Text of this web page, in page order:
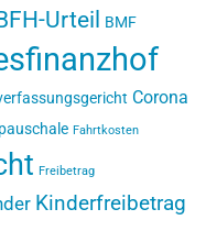
Urteil BMF
Corona
Fahrtkosten
Freibetrag
Kinderfreibetrag